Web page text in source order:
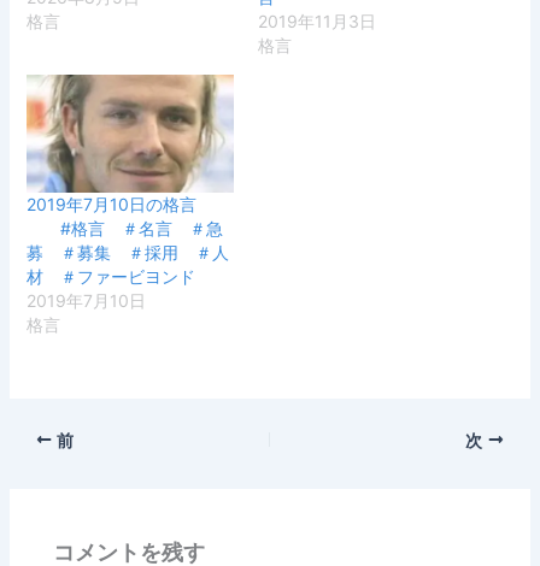
格言
2019年11月3日
格言
2019年7月10日の格言
#格言 ＃名言 ＃急
募 ＃募集 ＃採用 ＃人
材 ＃ファービヨンド
2019年7月10日
格言
前 次
コメントを残す